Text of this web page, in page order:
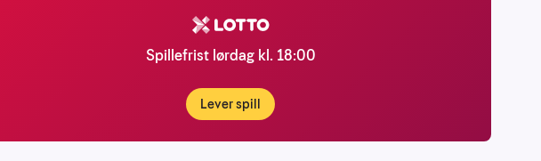
Spillefrist lørdag kl. 18:00
Lever spill